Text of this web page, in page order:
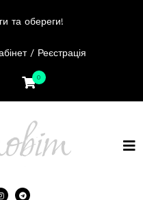
та обереги!
/ Реєстрація
0